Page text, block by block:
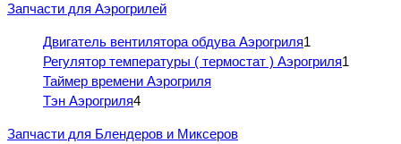
Запчасти для Аэрогрилей
Двигатель вентилятора обдува Аэрогриля1
Регулятор температуры ( термостат ) Аэрогриля1
Таймер времени Аэрогриля
Тэн Аэрогриля4
Запчасти для Блендеров и Миксеров